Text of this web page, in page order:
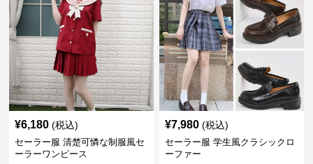
¥6,180 (税込)
セーラー服 清楚可憐な制服風セ
ーラーワンピース
¥7,980 (税込)
セーラー服 学生風クラシックロ
ーファー